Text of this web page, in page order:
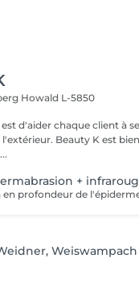
Howald L-5850
d'aider chaque client à
Beauty K est
+